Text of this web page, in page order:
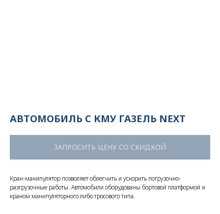
АВТОМОБИЛЬ С КМУ ГАЗЕЛЬ NEXT
ЗАПРОСИТЬ ЦЕНУ СО СКИДКОЙ
Кран-манипулятор позволяет облегчить и ускорить погрузочно-
разгрузочные работы. Автомобили оборудованы бортовой платформой и
краном манипуляторного либо тросового типа.